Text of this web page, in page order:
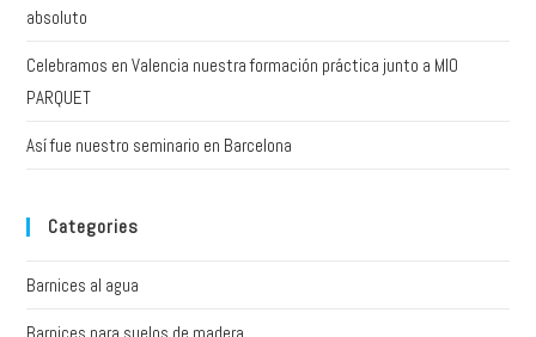
absoluto
Celebramos en Valencia nuestra formación práctica junto a MIO
PARQUET
Así fue nuestro seminario en Barcelona
Categories
Barnices al agua